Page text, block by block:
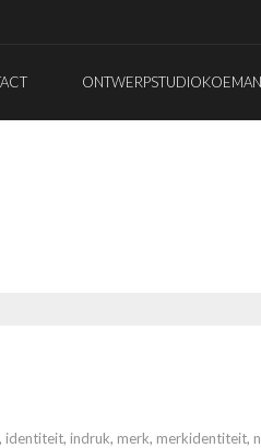
, identiteit, indruk, merk, merkidentiteit,